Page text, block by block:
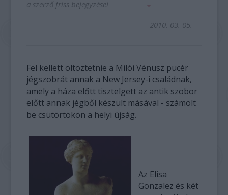
a szerző friss bejegyzései
2010. 03. 05.
Fel kellett öltöztetnie a Milói Vénusz pucér
jégszobrát annak a New Jersey-i családnak,
amely a háza előtt tisztelgett az antik szobor
előtt annak jégből készült másával - számolt
be csütörtökön a helyi újság.
Az Elisa
Gonzalez és két